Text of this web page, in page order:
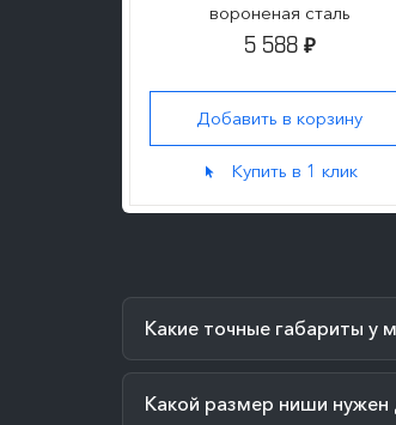
вороненая сталь
5 588 ₽
Добавить в корзину
Купить в 1 клик
Какие точные габариты у
Какой размер ниши нужен